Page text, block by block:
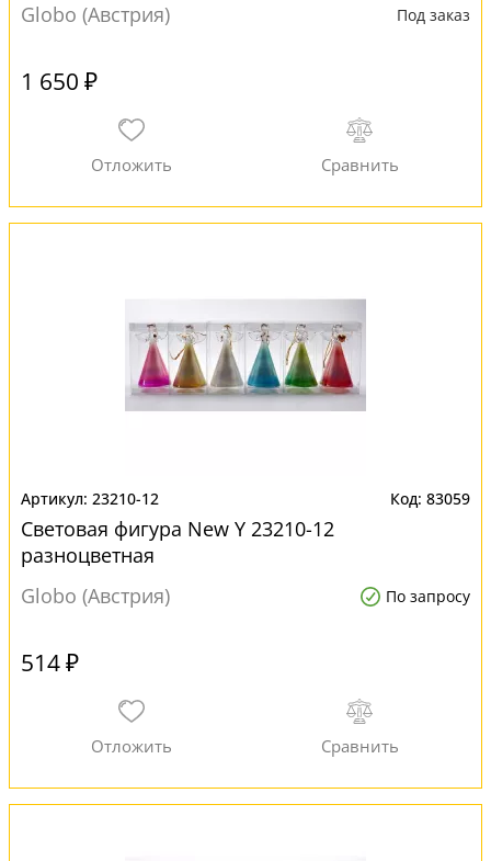
Globo (Австрия)
Под заказ
1 650 ₽
23210-12 83059
Световая фигура New Y 23210-12
разноцветная
Globo (Австрия)
По запросу
514 ₽